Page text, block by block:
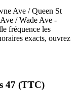
Ave / Queen St
/ Wade Ave -
fréquence les
exacts, ouvrez
47 (TTC)